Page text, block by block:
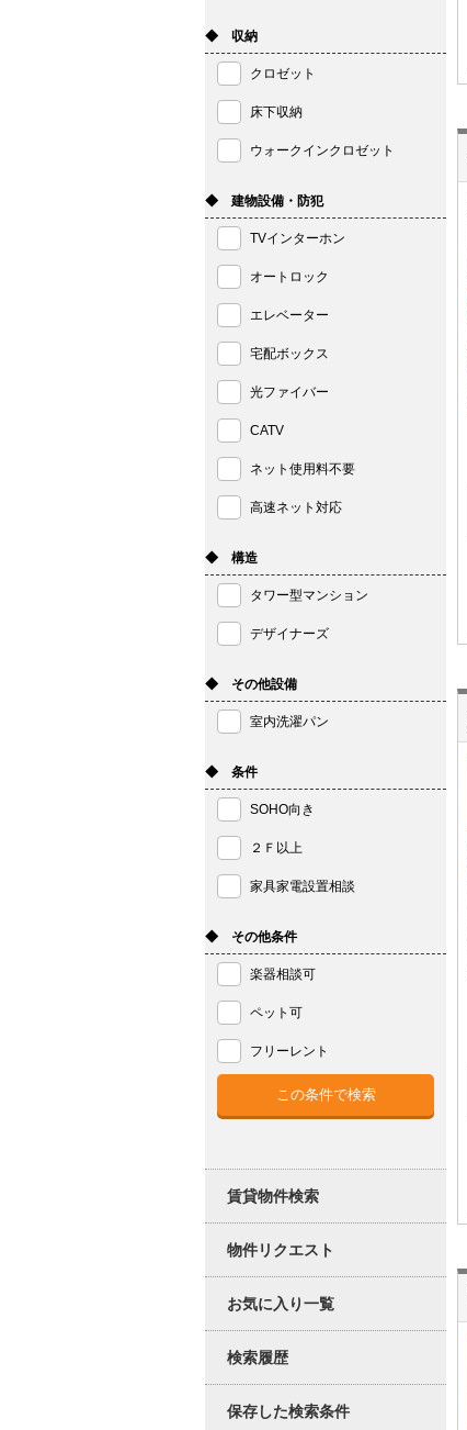
◆ 収納
クロゼット
床下収納
ウォークインクロゼット
◆ 建物設備・防犯
TVインターホン
オートロック
エレベーター
宅配ボックス
光ファイバー
CATV
ネット使用料不要
高速ネット対応
◆ 構造
タワー型マンション
デザイナーズ
◆ その他設備
室内洗濯パン
◆ 条件
SOHO向き
２Ｆ以上
家具家電設置相談
◆ その他条件
楽器相談可
ペット可
フリーレント
賃貸物件検索
物件リクエスト
お気に入り一覧
検索履歴
保存した検索条件